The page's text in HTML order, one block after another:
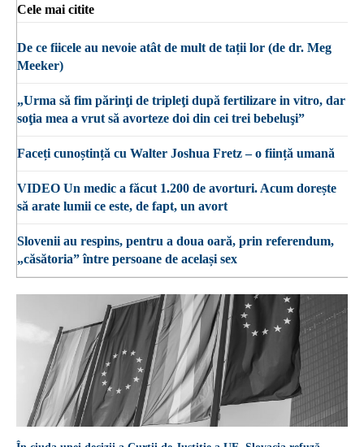
Cele mai citite
De ce fiicele au nevoie atât de mult de tații lor (de dr. Meg
Meeker)
„Urma să fim părinţi de tripleţi după fertilizare in vitro, dar
soţia mea a vrut să avorteze doi din cei trei bebeluşi”
Faceți cunoștință cu Walter Joshua Fretz – o ființă umană
VIDEO Un medic a făcut 1.200 de avorturi. Acum dorește
să arate lumii ce este, de fapt, un avort
Slovenii au respins, pentru a doua oară, prin referendum,
„căsătoria” între persoane de același sex